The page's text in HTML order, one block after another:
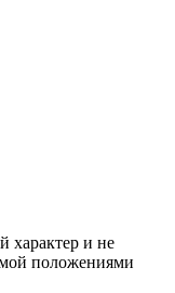
и не
положениями